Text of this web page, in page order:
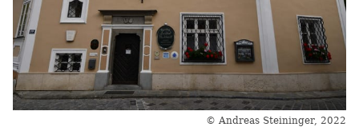
© Andreas Steininger, 2022